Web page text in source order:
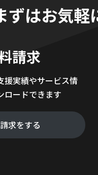
ずはお気軽
請求
援実績やサービス情
ロードできます
求をする